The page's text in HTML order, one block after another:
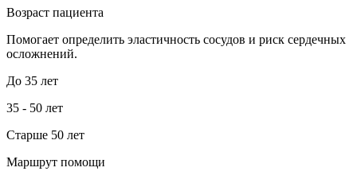
Возраст пациента
Помогает определить эластичность сосудов и риск сердечных
осложнений.
До 35 лет
35 - 50 лет
Старше 50 лет
Маршрут помощи